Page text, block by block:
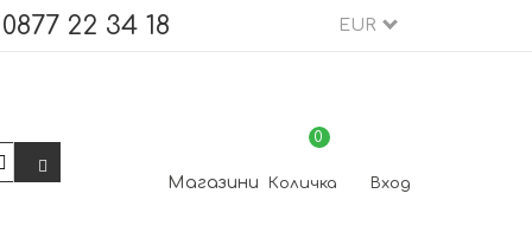
0877 22 34 18 EUR
Магазини Количка
0
Вход